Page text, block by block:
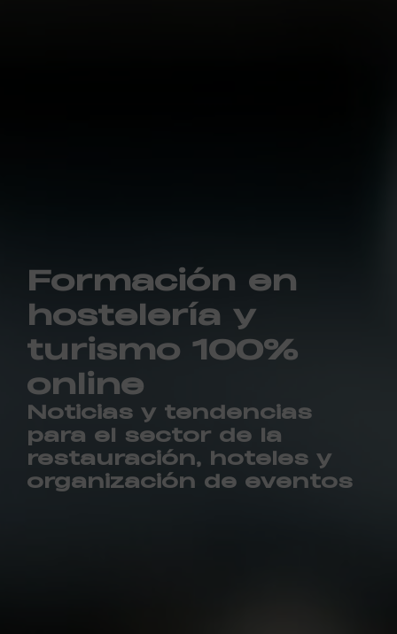
Formación en
hostelería y
turismo 100%
online
Noticias y tendencias
para el sector de la
restauración, hoteles y
organización de eventos